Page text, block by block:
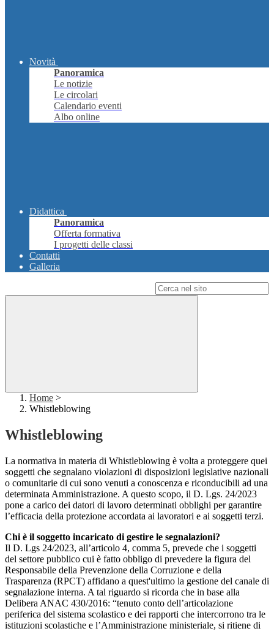
Novità
Panoramica
Le notizie
Le circolari
Calendario eventi
Albo online
Didattica
Panoramica
Offerta formativa
I progetti delle classi
Contatti
Galleria
Home >
Whistleblowing
Whistleblowing
La normativa in materia di Whistleblowing è volta a proteggere quei
soggetti che segnalano violazioni di disposizioni legislative nazionali
o comunitarie di cui sono venuti a conoscenza e riconducibili ad una
determinata Amministrazione. A questo scopo, il D. Lgs. 24/2023
pone a carico dei datori di lavoro determinati obblighi per garantire
l’efficacia della protezione accordata ai lavoratori e ai soggetti terzi.
Chi è il soggetto incaricato di gestire le segnalazioni?
Il D. Lgs 24/2023, all’articolo 4, comma 5, prevede che i soggetti
del settore pubblico cui è fatto obbligo di prevedere la figura del
Responsabile della Prevenzione della Corruzione e della
Trasparenza (RPCT) affidano a quest'ultimo la gestione del canale di
segnalazione interna. A tal riguardo si ricorda che in base alla
Delibera ANAC 430/2016: “tenuto conto dell’articolazione
periferica del sistema scolastico e dei rapporti che intercorrono tra le
istituzioni scolastiche e l’Amministrazione ministeriale, si ritiene di